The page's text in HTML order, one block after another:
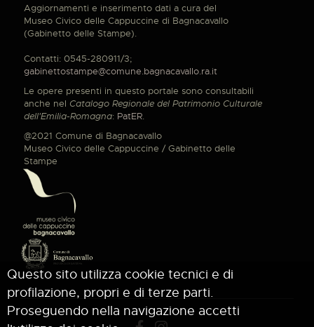
Aggiornamenti e inserimento dati a cura del
Museo Civico delle Cappuccine di Bagnacavallo
(Gabinetto delle Stampe).
Contatti: 0545-280911/3;
gabinettostampe@comune.bagnacavallo.ra.it
Le opere presenti in questo portale sono consultabili
anche nel Catalogo Regionale del Patrimonio Culturale
dell'Emilia-Romagna: PatER.
@2021 Comune di Bagnacavallo
Museo Civico delle Cappuccine / Gabinetto delle
Stampe
Questo sito utilizza cookie tecnici e di
profilazione, propri e di terze parti.
Proseguendo nella navigazione accetti